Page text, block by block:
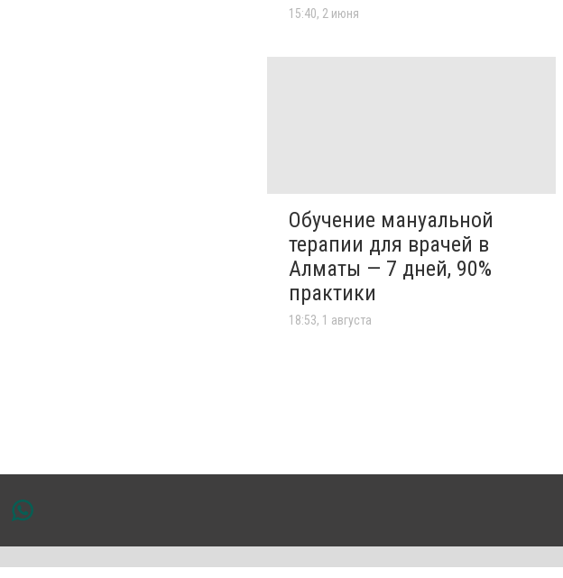
15:40, 2 июня
Обучение мануальной
терапии для врачей в
Алматы — 7 дней, 90%
практики
18:53, 1 августа